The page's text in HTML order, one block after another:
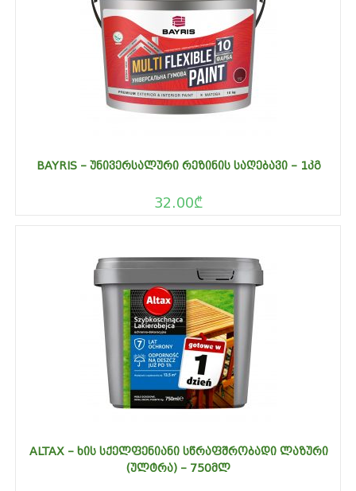
BAYRIS – ᲣᲜᲘᲕᲔᲠᲡᲐᲚᲣᲠᲘ ᲠᲔᲖᲘᲜᲘᲡ ᲡᲐᲦᲔᲑᲐᲕᲘ – 1ᲙᲒ
32.00₾
ALTAX – ᲮᲘᲡ ᲡᲥᲔᲚᲤᲔᲜᲘᲐᲜᲘ ᲡᲬᲠᲐᲤᲨᲠᲝᲑᲐᲓᲘ ᲚᲐᲖᲣᲠᲘ
(ᲣᲚᲢᲠᲐ) – 750ᲛᲚ